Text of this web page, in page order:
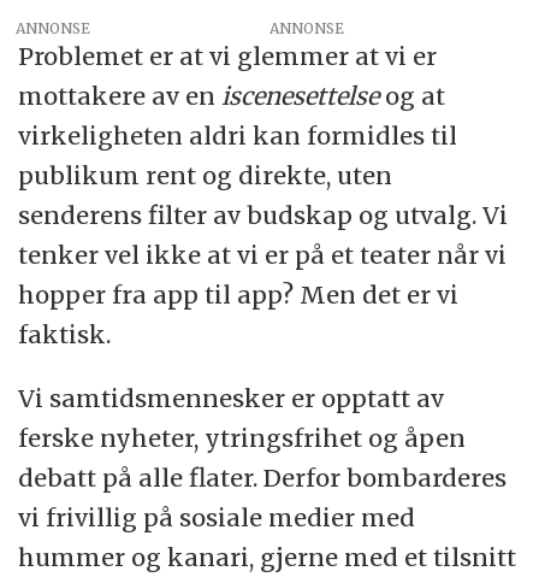
ANNONSE
Problemet er at vi glemmer at vi er
mottakere av eniscenesettelseog at
virkeligheten aldri kan formidles til
publikum rent og direkte, uten
senderens filter av budskap og utvalg. Vi
tenker vel ikke at vi er på et teater når vi
hopper fra app til app? Men det er vi
faktisk.
Vi samtidsmennesker er opptatt av
ferske nyheter, ytringsfrihet og åpen
debatt på alle flater. Derfor bombarderes
vi frivillig på sosiale medier med
hummer og kanari, gjerne med et tilsnitt